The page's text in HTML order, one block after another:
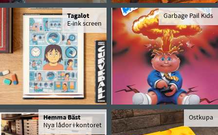
Tagalot
E-ink screen
Garbage Pail Kids
Hemma Bäst
Nya lådor i kontoret
Ostkupa